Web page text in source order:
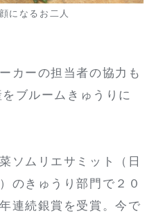
になるお二人
カーの担当者の協力も
ブルームきゅうりに
ソムリエサミット（日
のきゅうり部門で２０
連続銀賞を受賞。今で